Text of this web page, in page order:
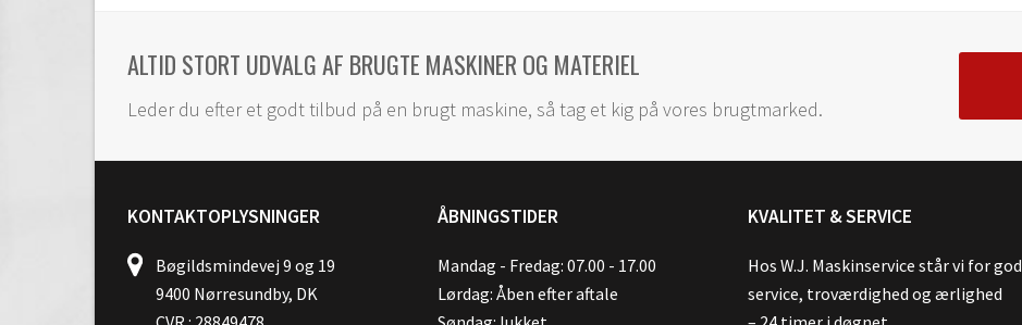
ALTID STORT UDVALG AF BRUGTE MASKINER OG MATERIEL
Leder du efter et godt tilbud på en brugt maskine, så tag et kig på vores brugtmarked.
KONTAKTOPLYSNINGER
Bøgildsmindevej 9 og 19
9400 Nørresundby, DK
ÅBNINGSTIDER
Mandag - Fredag: 07.00 - 17.00
Lørdag: Åben efter aftale
KVALITET & SERVICE
Hos W.J. Maskinservice står vi for god
service, troværdighed og ærlighed